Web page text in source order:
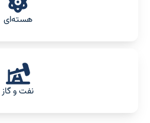
هسته‌ای
نفت و گاز